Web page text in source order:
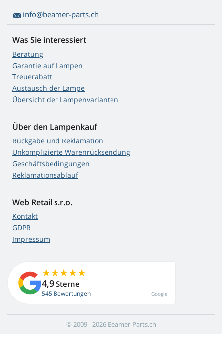
info@beamer-parts.ch
Was Sie interessiert
Beratung
Garantie auf Lampen
Treuerabatt
Austausch der Lampe
Übersicht der Lampenvarianten
Über den Lampenkauf
Rückgabe und Reklamation
Unkomplizierte Warenrücksendung
Geschäftsbedingungen
Reklamationsablauf
Web Retail s.r.o.
Kontakt
GDPR
Impressum
4,9 Sterne
545 Bewertungen Google
© 2009 - 2026 Beamer-Parts.ch